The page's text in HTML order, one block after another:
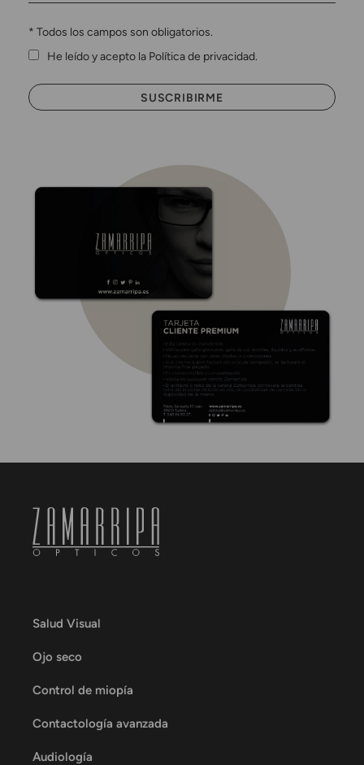
* Todos los campos son obligatorios.
He leído y acepto la Política de privacidad.
Salud Visual
Ojo seco
Control de miopía
Contactología avanzada
Audiología